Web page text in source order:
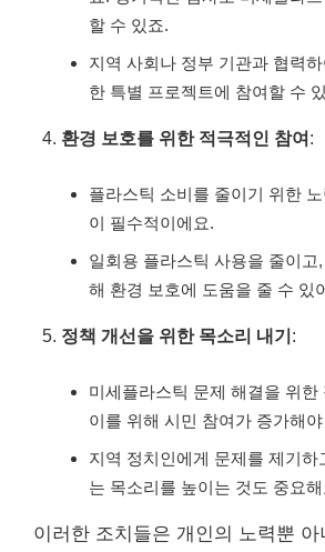
할 수 있죠.
지역 사회나 정부 기관과 협력
한 특별 프로젝트에 참여할 수
환경 보호를 위한 적극적인 참여:
플라스틱 소비를 줄이기 위한
이 필수적이에요.
일회용 플라스틱 사용을 줄이고
해 환경 보호에 도움을 줄 수 있
정책 개선을 위한 목소리 내기:
미세플라스틱 문제 해결을 위한
이를 위해 시민 참여가 증가해
지역 정치인에게 문제를 제기하
는 목소리를 높이는 것도 중요해
이러한 조치들은 개인의 노력뿐